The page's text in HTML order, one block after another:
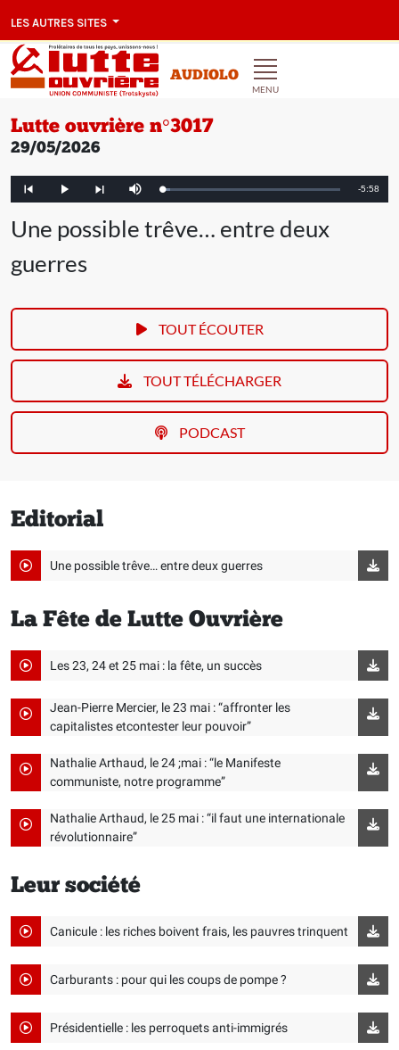
LES AUTRES SITES
AUDIOLO
MENU
Lutte ouvrière n°3017
29/05/2026
Article
précédent
Play
Article
suivant
Mute Loaded:
4.45%
-5:58
Une possible trêve… entre deux
guerres
TOUT ÉCOUTER
TOUT TÉLÉCHARGER
PODCAST
Editorial
Une possible trêve… entre deux guerres
La Fête de Lutte Ouvrière
Les 23, 24 et 25 mai : la fête, un succès
Jean-Pierre Mercier, le 23 mai : “affronter les
capitalistes etcontester leur pouvoir”
Nathalie Arthaud, le 24 ;mai : “le Manifeste
communiste, notre programme”
Nathalie Arthaud, le 25 mai : “il faut une internationale
révolutionnaire”
Leur société
Canicule : les riches boivent frais, les pauvres trinquent
Carburants : pour qui les coups de pompe ?
Présidentielle : les perroquets anti-immigrés